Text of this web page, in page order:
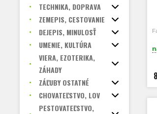
TECHNIKA, DOPRAVA
ZEMEPIS, CESTOVANIE
DEJEPIS, MINULOSŤ
UMENIE, KULTÚRA
VIERA, EZOTERIKA,
ZÁHADY
ZÁĽUBY OSTATNÉ
CHOVATEĽSTVO, LOV
PESTOVATEĽSTVO,